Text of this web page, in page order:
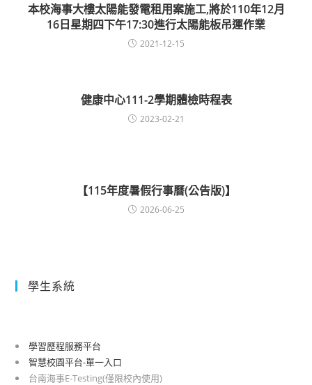
本校海事大樓太陽能發電租用案施工,將於110年12月
16日星期四下午17:30進行太陽能板吊運作業
2021-12-15
健康中心111-2學期體檢時程表
2023-02-21
【115年度暑假行事曆(公告版)】
2026-06-25
學生系統
學習歷程服務平台
智慧校園平台-單一入口
台南海事E-Testing(僅限校內使用)